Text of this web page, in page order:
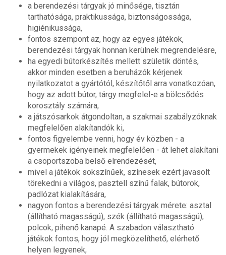
a berendezési tárgyak jó minősége, tisztán
tarthatósága, praktikussága, biztonságossága,
higiénikussága,
fontos szempont az, hogy az egyes játékok,
berendezési tárgyak honnan kerülnek megrendelésre,
ha egyedi bútorkészítés mellett születik döntés,
akkor minden esetben a beruházók kérjenek
nyilatkozatot a gyártótól, készítőtől arra vonatkozóan,
hogy az adott bútor, tárgy megfelel-e a bölcsődés
korosztály számára,
a játszósarkok átgondoltan, a szakmai szabályzóknak
megfelelően alakítandók ki,
fontos figyelembe venni, hogy év közben - a
gyermekek igényeinek megfelelően - át lehet alakítani
a csoportszoba belső elrendezését,
mivel a játékok sokszínűek, színesek ezért javasolt
törekedni a világos, pasztell színű falak, bútorok,
padlózat kialakítására,
nagyon fontos a berendezési tárgyak mérete: asztal
(állítható magasságú), szék (állítható magasságú),
polcok, pihenő kanapé. A szabadon választható
játékok fontos, hogy jól megközelíthető, elérhető
helyen legyenek,